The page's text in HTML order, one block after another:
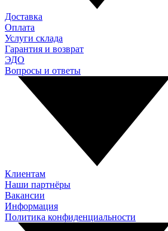
Доставка
Оплата
Услуги склада
Гарантия и возврат
ЭДО
Вопросы и ответы
Клиентам
Наши партнёры
Вакансии
Информация
Политика конфиденциальности